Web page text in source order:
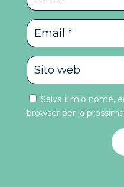
Salva il mio nome,
browser per la